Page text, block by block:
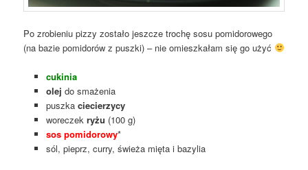
Po zrobieniu pizzy zostało jeszcze trochę sosu pomidorowego
(na bazie pomidorów z puszki) – nie omieszkałam się go użyć
cukinia
olej do smażenia
puszka ciecierzycy
woreczek ryżu (100 g)
sos pomidorowy*
sól, pieprz, curry, świeża mięta i bazylia